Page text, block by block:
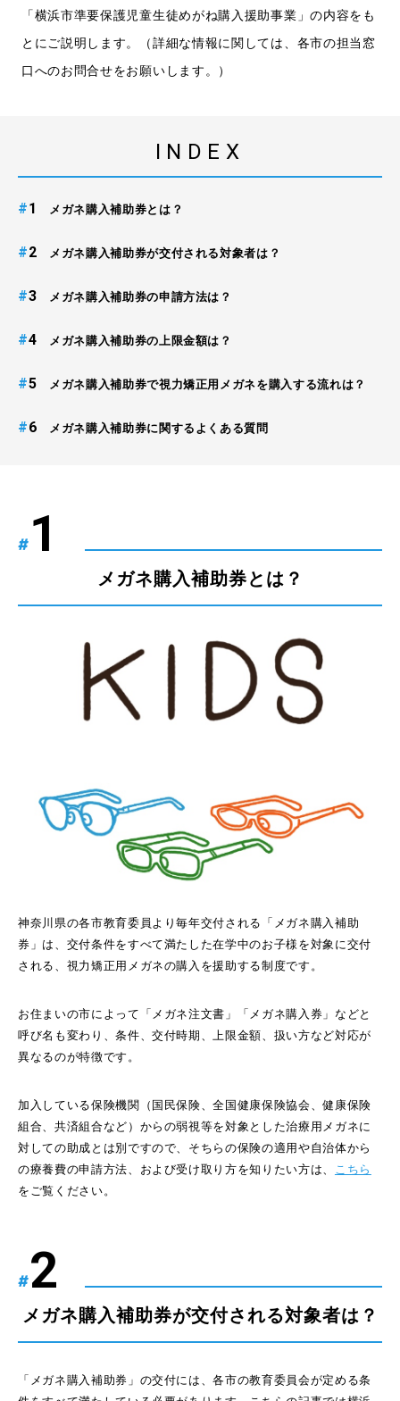
「横浜市準要保護児童生徒めがね購入援助事業」の内容をも
とにご説明します。（詳細な情報に関しては、各市の担当窓
口へのお問合せをお願いします。）
INDEX
# メガネ購入補助券とは？
# メガネ購入補助券が交付される対象者は？
# メガネ購入補助券の申請方法は？
# メガネ購入補助券の上限金額は？
# メガネ購入補助券で視力矯正用メガネを購入する流れは？
# メガネ購入補助券に関するよくある質問
#
メガネ購入補助券とは？
神奈川県の各市教育委員より毎年交付される「メガネ購入補助
券」は、交付条件をすべて満たした在学中のお子様を対象に交付
される、視力矯正用メガネの購入を援助する制度です。
お住まいの市によって「メガネ注文書」「メガネ購入券」などと
呼び名も変わり、条件、交付時期、上限金額、扱い方など対応が
異なるのが特徴です。
加入している保険機関（国民保険、全国健康保険協会、健康保険
組合、共済組合など）からの弱視等を対象とした治療用メガネに
対しての助成とは別ですので、そちらの保険の適用や自治体から
の療養費の申請方法、および受け取り方を知りたい方は、 こちら
をご覧ください。
#
メガネ購入補助券が交付される対象者は？
「メガネ購入補助券」の交付には、各市の教育委員会が定める条